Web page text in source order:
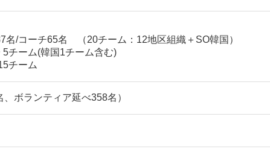
/コーチ65名 （20チーム：12地区組織＋SO韓国）
チーム(韓国1チーム含む)
チーム
ボランティア延べ358名）